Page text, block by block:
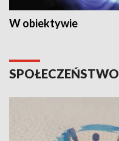
W obiektywie
SPOŁECZEŃSTWO